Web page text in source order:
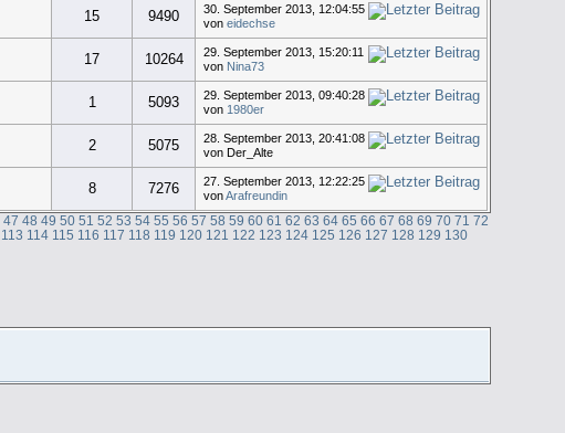
15 9490
30. September 2013, 12:04:55
von eidechse
17 10264
29. September 2013, 15:20:11
von Nina73
1 5093
29. September 2013, 09:40:28
von 1980er
2 5075
28. September 2013, 20:41:08
von Der_Alte
8 7276
27. September 2013, 12:22:25
vonArafreundin
47 48 49 50 51 52 53 54 55 56 57 58 59 60 61 62 63 64 65 66 67 68 69 70 71 72
113 114 115 116 117 118 119 120 121 122 123 124 125 126 127 128 129 130